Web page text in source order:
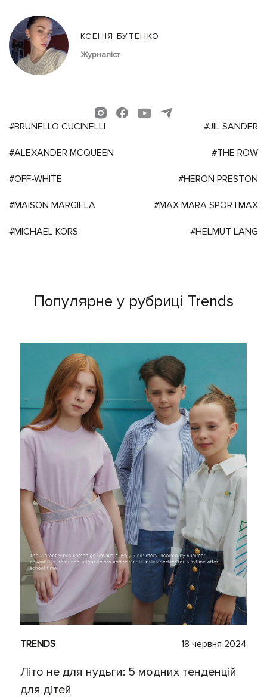
КСЕНІЯ БУТЕНКО
Журналіст
#BRUNELLO CUCINELLI #JIL SANDER
#ALEXANDER MCQUEEN #THE ROW
#OFF-WHITE #HERON PRESTON
#MAISON MARGIELA #MAX MARA SPORTMAX
#MICHAEL KORS #HELMUT LANG
Популярне у рубриці Trends
TRENDS 18 червня 2024
Літо не для нудьги: 5 модних тенденцій
для дітей